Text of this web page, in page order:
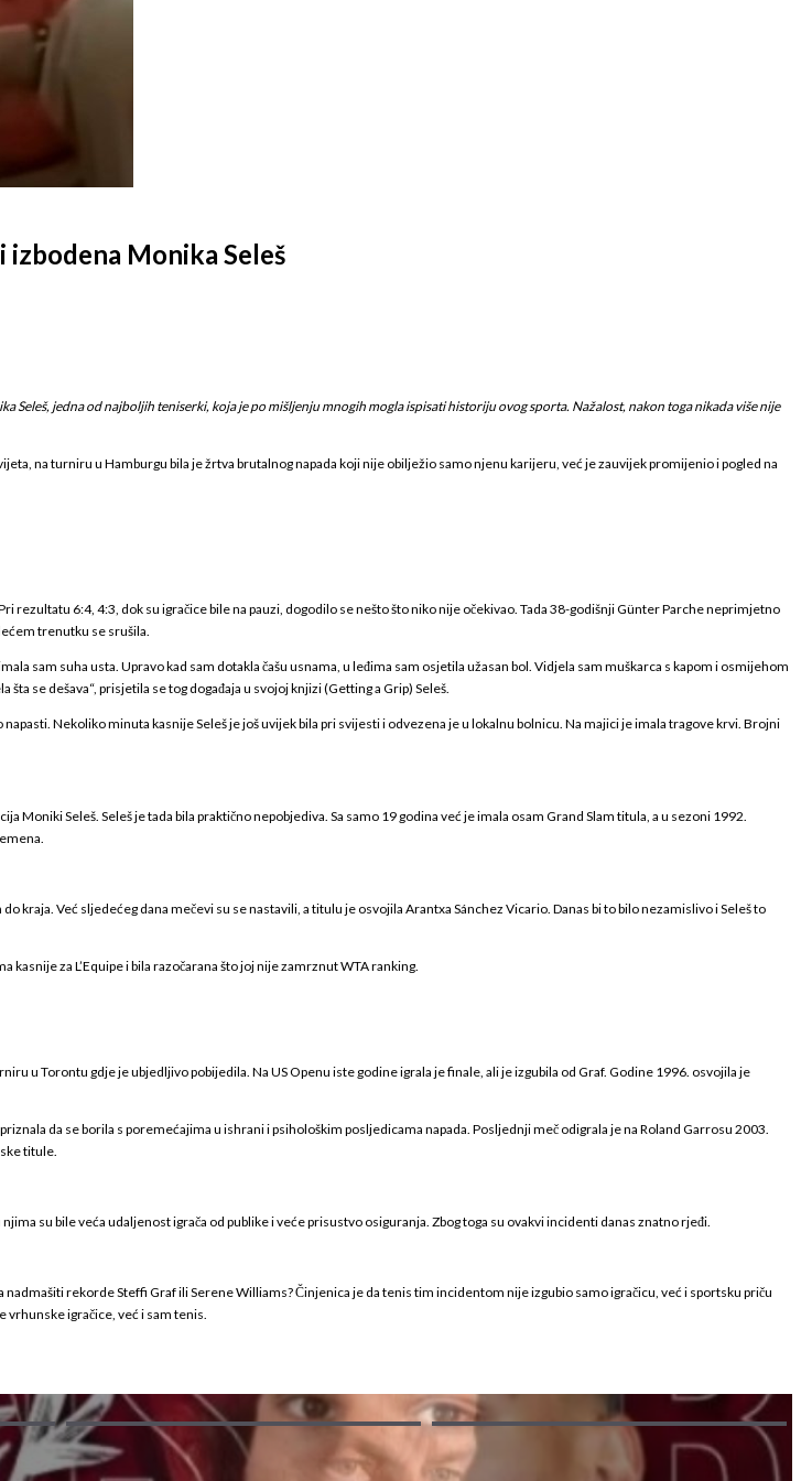
izbodena Monika Seleš
Seleš, jedna od najboljih teniserki, koja je po mišljenju mnogih mogla ispisati historiju ovog sporta. Nažalost, nakon toga nikada više nije
na turniru u Hamburgu bila je žrtva brutalnog napada koji nije obilježio samo njenu karijeru, već je zauvijek promijenio i pogled na
rezultatu 6:4, 4:3, dok su igračice bile na pauzi, dogodilo se nešto što niko nije očekivao. Tada 38-godišnji Günter Parche neprimjetno
trenutku se srušila.
sam suha usta. Upravo kad sam dotakla čašu usnama, u leđima sam osjetila užasan bol. Vidjela sam muškarca s kapom i osmijehom
se dešava“, prisjetila se tog događaja u svojoj knjizi (Getting a Grip) Seleš.
Nekoliko minuta kasnije Seleš je još uvijek bila pri svijesti i odvezena je u lokalnu bolnicu. Na majici je imala tragove krvi. Brojni
Moniki Seleš. Seleš je tada bila praktično nepobjediva. Sa samo 19 godina već je imala osam Grand Slam titula, a u sezoni 1992.
Već sljedećeg dana mečevi su se nastavili, a titulu je osvojila Arantxa Sánchez Vicario. Danas bi to bilo nezamislivo i Seleš to
za L’Equipe i bila razočarana što joj nije zamrznut WTA ranking.
u Torontu gdje je ubjedljivo pobijedila. Na US Openu iste godine igrala je finale, ali je izgubila od Graf. Godine 1996. osvojila je
da se borila s poremećajima u ishrani i psihološkim posljedicama napada. Posljednji meč odigrala je na Roland Garrosu 2003.
titule.
su bile veća udaljenost igrača od publike i veće prisustvo osiguranja. Zbog toga su ovakvi incidenti danas znatno rjeđi.
rekorde Steffi Graf ili Serene Williams? Činjenica je da tenis tim incidentom nije izgubio samo igračicu, već i sportsku priču
vrhunske igračice, već i sam tenis.